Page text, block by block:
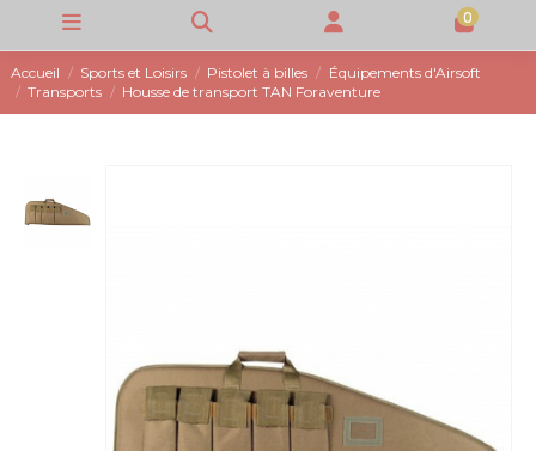
0
Accueil Sports et Loisirs Pistolet à billes
Équipements d'Airsoft
Transports
Housse de transport TAN Foraventure